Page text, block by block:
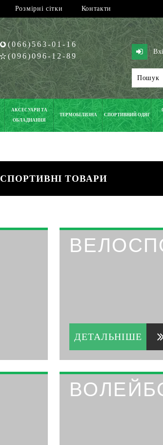
Розмірні сітки Контакти
(066)563-01-16
(096)096-12-89
АКСЕСУАРИ ТА
ОБЛАДНАННЯ
ТЕРМОБІЛИЗНА СПОРТИВНИЙ ОДЯГ
СПОРТИВНІ ТОВАРИ
ДЕТАЛЬНІШЕ